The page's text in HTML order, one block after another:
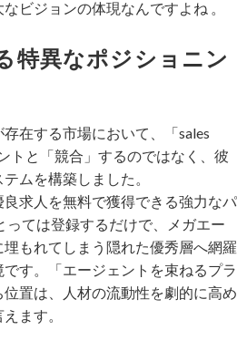
ビジョンの体現なんですよね 。
特異なポジショニン
在する市場において、「sales
トと「競合」するのではなく、彼
ムを構築しました。
求人を無料で獲得できる強力なパ
っては登録するだけで、メガエー
もれてしまう隠れた優秀層へ網羅
す。「エージェントを束ねるプラ
置は、人材の流動性を劇的に高め
ます。